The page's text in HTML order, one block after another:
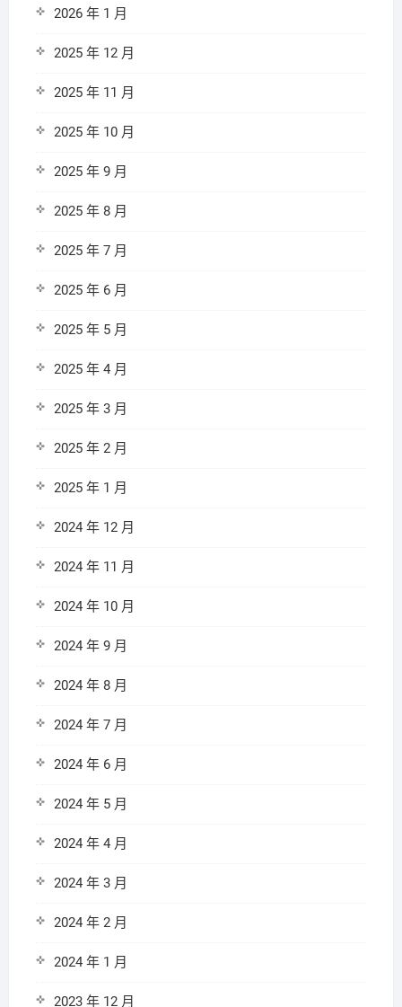
2026 年 1 月
2025 年 12 月
2025 年 11 月
2025 年 10 月
2025 年 9 月
2025 年 8 月
2025 年 7 月
2025 年 6 月
2025 年 5 月
2025 年 4 月
2025 年 3 月
2025 年 2 月
2025 年 1 月
2024 年 12 月
2024 年 11 月
2024 年 10 月
2024 年 9 月
2024 年 8 月
2024 年 7 月
2024 年 6 月
2024 年 5 月
2024 年 4 月
2024 年 3 月
2024 年 2 月
2024 年 1 月
2023 年 12 月